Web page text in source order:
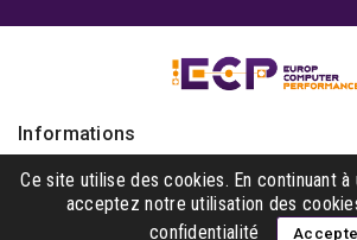
Informations
Produits
Notre société
Ce site utilise des cookies. En continuant
acceptez notre utilisation des
confidentialité